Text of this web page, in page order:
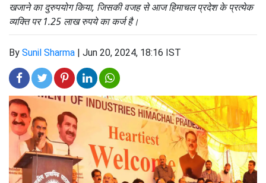
खजाने का दुरुपयोग किया, जिसकी वजह से आज हिमाचल प्रदेश के प्रत्येक
व्यक्ति पर 1.25 लाख रुपये का कर्ज है।
By Sunil Sharma | Jun 20, 2024, 18:16 IST